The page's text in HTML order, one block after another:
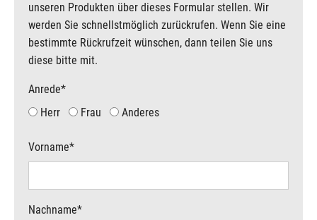
unseren Produkten über dieses Formular stellen. Wir
werden Sie schnellstmöglich zurückrufen. Wenn Sie eine
bestimmte Rückrufzeit wünschen, dann teilen Sie uns
diese bitte mit.
Anrede*
Herr
Frau Anderes
Vorname*
Nachname*